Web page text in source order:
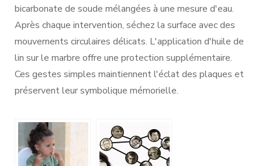
bicarbonate de soude mélangées à une mesure d'eau.
Après chaque intervention, séchez la surface avec des
mouvements circulaires délicats. L'application d'huile de
lin sur le marbre offre une protection supplémentaire.
Ces gestes simples maintiennent l'éclat des plaques et
préservent leur symbolique mémorielle.